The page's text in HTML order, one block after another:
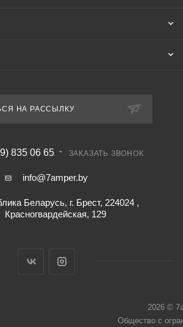
НА РАССЫЛКУ
835 06 65 ЗАКАЗАТЬ ЗВОНОК
info@7amper.by
Беларусь, г. Брест, 224024 ,
Красногвардейская, 129
2026 ©
Общество с